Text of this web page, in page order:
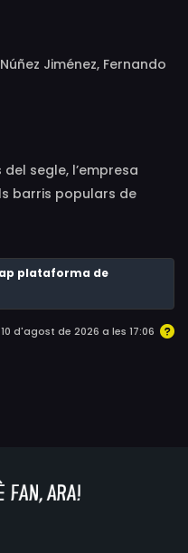
Jiménez, Fernando
Elena Prieto, Rocío
Víctor López
Eva Collado, Antonio
Óscar García Jurado,
Amar Wane, Vecdi Erbay
segle, l’empresa
barris populars de
acusant el veïnat
els seus protagonistes
elèctriques que
plataforma de
d'agost de 2026 a les 17:06